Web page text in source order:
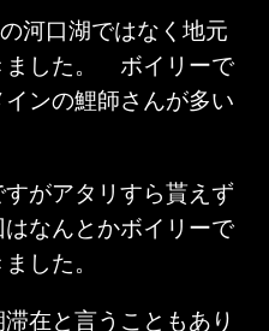
河口湖ではなく地元
ました。 ボイリーで
ンの鯉師さんが多い
がアタリすら貰えず
なんとかボイリーで
した。
在と言うこともあり